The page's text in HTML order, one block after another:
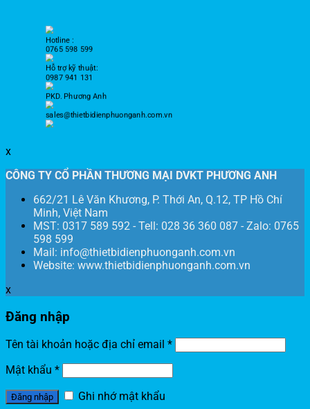
Hotline :
0765 598 599
Hỗ trợ kỹ thuật:
0987 941 131
PKD. Phương Anh
sales@thietbidienphuonganh.com.vn
x
CÔNG TY CỔ PHẦN THƯƠNG MẠI DVKT PHƯƠNG ANH
662/21 Lê Văn Khương, P. Thới An, Q.12, TP Hồ Chí
Minh, Việt Nam
MST: 0317 589 592 - Tell: 028 36 360 087 - Zalo: 0765
598 599
Mail: info@thietbidienphuonganh.com.vn
Website: www.thietbidienphuonganh.com.vn
x
Đăng nhập
Tên tài khoản hoặc địa chỉ email *
Mật khẩu *
Đăng nhập Ghi nhớ mật khẩu